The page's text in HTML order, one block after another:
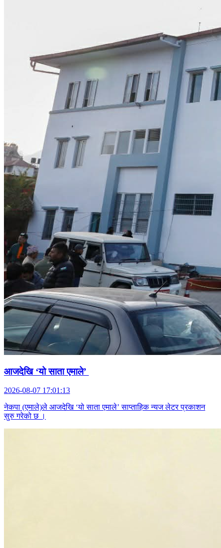
आजदेखि ‘यो साता एमाले’
2026-08-07 17:01:13
नेकपा (एमाले)ले आजदेखि ‘यो साता एमाले’ साप्ताहिक न्यज लेटर प्रकाशन
सुरु गरेको छ ।